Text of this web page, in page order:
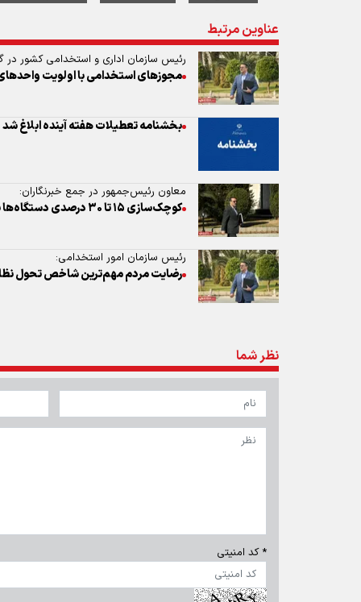
عناوین مرتبط
رئیس سازمان اداری و استخدامی کشور در
مجوزهای استخدامی با اولویت
بخشنامه تعطیلات هفته آینده ابلاغ شد
معاون رئیس‌جمهور در جمع خبرنگاران:
کوچک‌سازی ۱۵ تا ۳۰ درصدی دستگاه‌ها بدون تعدیل نیرو انجام می‌شود
رئیس سازمان امور استخدامی:
رضایت مردم مهم‌ترین شاخص تحول
نظر شما
* کد امنیتی